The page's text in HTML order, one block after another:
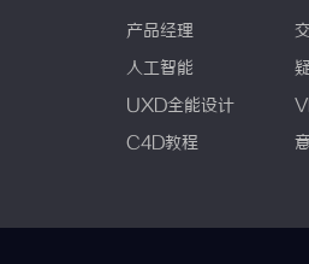
产品经理
人工智能
UXD全能设计
C4D教程